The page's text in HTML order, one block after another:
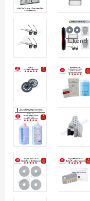
Tükendi